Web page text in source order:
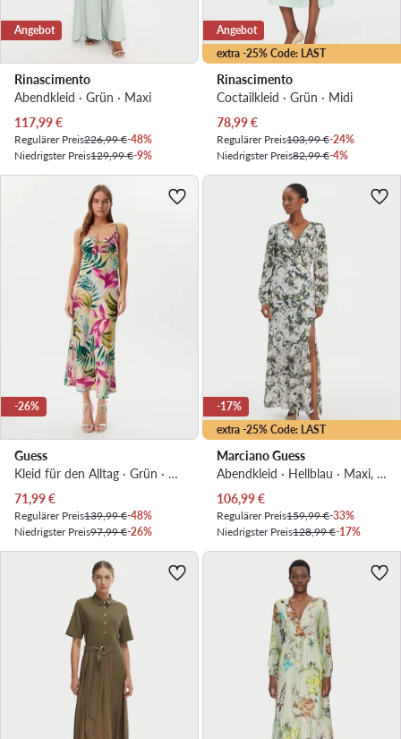
Angebot
Rinascimento
Abendkleid · Grün · Maxi
Aktueller Preis
117,99€
Regulärer Preis226,99 €-48%
Niedrigster Preis129,99 €-9%
extra -25% Code: LAST
Angebot
Rinascimento
Coctailkleid · Grün · Midi
Aktueller Preis
78,99€
Regulärer Preis103,99 €-24%
Niedrigster Preis82,99 €-4%
-26%
Guess
Kleid für den Alltag · Grün · Midi
Aktueller Preis
71,99€
Regulärer Preis139,99 €-48%
Niedrigster Preis97,99 €-26%
extra -25% Code: LAST
-17%
Marciano Guess
Abendkleid · Hellblau · Maxi, Asymmetrisch
Aktueller Preis
106,99€
Regulärer Preis159,99 €-33%
Niedrigster Preis128,99 €-17%